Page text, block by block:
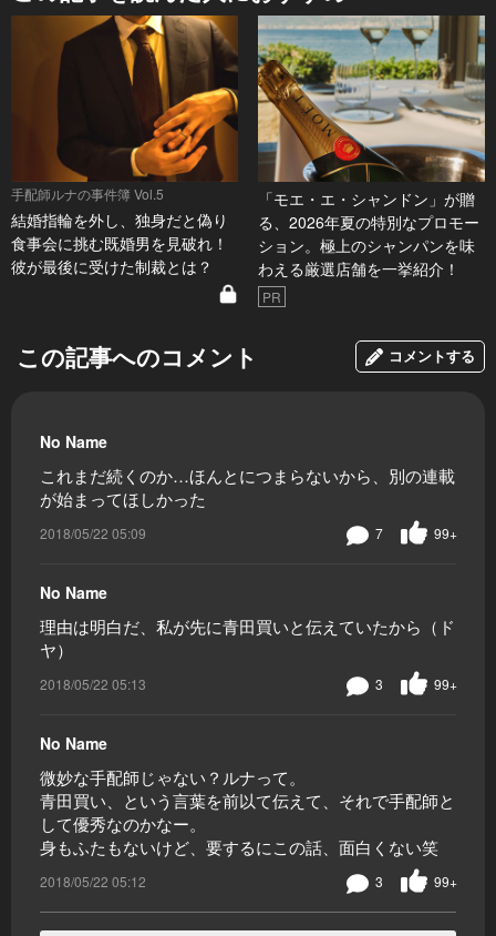
手配師ルナの事件簿 Vol.5
結婚指輪を外し、独身だと偽り
食事会に挑む既婚男を見破れ！
彼が最後に受けた制裁とは？
「モエ・エ・シャンドン」が贈
る、2026年夏の特別なプロモー
ション。極上のシャンパンを味
わえる厳選店舗を一挙紹介！
PR
この記事へのコメント コメントする
No Name
これまだ続くのか…ほんとにつまらないから、別の連載
が始まってほしかった
2018/05/22 05:09 99+
7
No Name
理由は明白だ、私が先に青田買いと伝えていたから（ド
ヤ）
2018/05/22 05:13 99+
3
No Name
微妙な手配師じゃない？ルナって。
青田買い、という言葉を前以て伝えて、それで手配師と
して優秀なのかなー。
身もふたもないけど、要するにこの話、面白くない笑
2018/05/22 05:12 99+
3